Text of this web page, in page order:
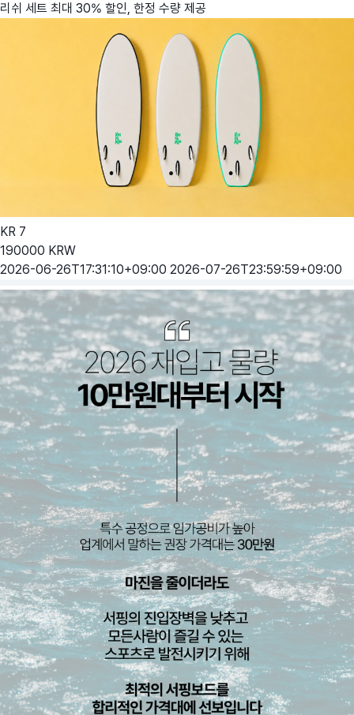
리쉬 세트 최대 30% 할인, 한정 수량 제공
KR 7
190000 KRW
2026-06-26T17:31:10+09:00 2026-07-26T23:59:59+09:00